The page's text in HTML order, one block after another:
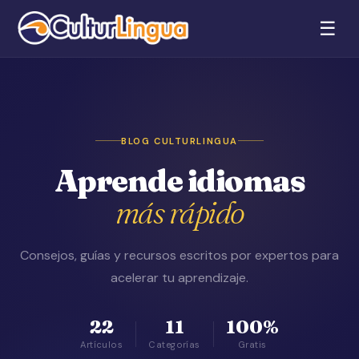
☰
BLOG CULTURLINGUA
Aprende idiomas
más rápido
Consejos, guías y recursos escritos por expertos para
acelerar tu aprendizaje.
22
Artículos
11
Categorías
100%
Gratis